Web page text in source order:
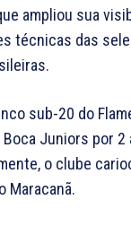
ampliou sua
técnicas das
sub-20 do
Juniors por
o clube
Maracanã.